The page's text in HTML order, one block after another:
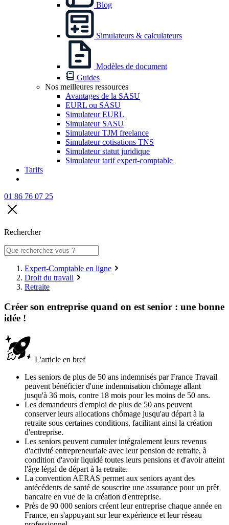
Blog
Simulateurs & calculateurs
Modèles de document
Guides
Nos meilleures ressources
Avantages de la SASU
EURL ou SASU
Simulateur EURL
Simulateur SASU
Simulateur TJM freelance
Simulateur cotisations TNS
Simulateur statut juridique
Simulateur tarif expert-comptable
Tarifs
01 86 76 07 25
Rechercher
Expert-Comptable en ligne
Droit du travail
Retraite
Créer son entreprise quand on est senior : une bonne
idée !
L'article en bref
Les seniors de plus de 50 ans indemnisés par France Travail
peuvent bénéficier d'une indemnisation chômage allant
jusqu'à 36 mois, contre 18 mois pour les moins de 50 ans.
Les demandeurs d'emploi de plus de 50 ans peuvent
conserver leurs allocations chômage jusqu'au départ à la
retraite sous certaines conditions, facilitant ainsi la création
d'entreprise.
Les seniors peuvent cumuler intégralement leurs revenus
d'activité entrepreneuriale avec leur pension de retraite, à
condition d'avoir liquidé toutes leurs pensions et d'avoir atteint
l'âge légal de départ à la retraite.
La convention AERAS permet aux seniors ayant des
antécédents de santé de souscrire une assurance pour un prêt
bancaire en vue de la création d'entreprise.
Près de 90 000 seniors créent leur entreprise chaque année en
France, en s'appuyant sur leur expérience et leur réseau